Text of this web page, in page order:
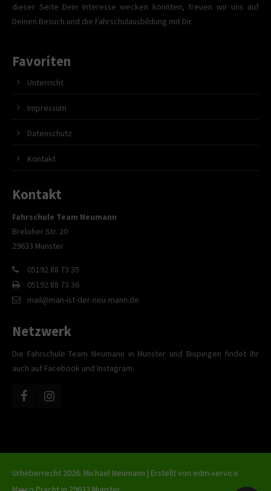
dieser Seite Dein Interesse wecken konnten, freuen wir uns auf
Deinen Besuch und die Fahrschulausbildung mit Dir.
Favoriten
Unterricht
Impressum
Datenschutz
Kontakt
Kontakt
Fahrschule Team Neumann
Breloher Str. 20
29633 Munster
05192 88 73 35
05192 88 73 36
mail@man-ist-der-neu-mann.de
Netzwerk
Die Fahrschule Team Neumann in Munster und Bispingen findet Ihr
auch auf Facebook und Instagram.
Urheberrecht 2026. Michael Neumann | Erstellt von edm-service